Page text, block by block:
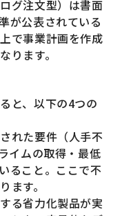
グ注文型）は書面
が公表されている
で事業計画を作成
ります。
と、以下の4つの
れた要件（人手不
イムの取得・最低
ること。ここで不
ます。
る省力化製品が実